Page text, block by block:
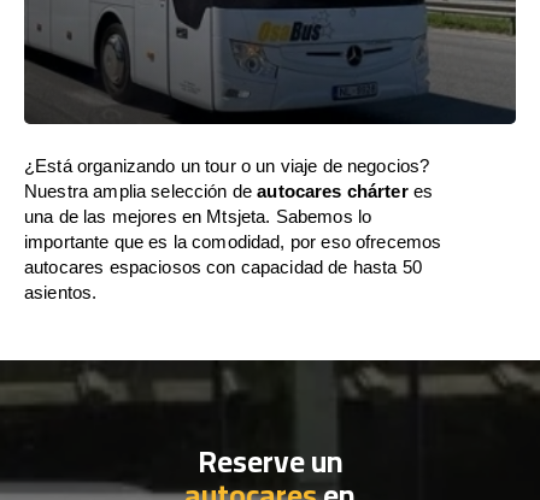
¿Está organizando un tour o un viaje de negocios?
Nuestra amplia selección deautocares chárteres
una de las mejores en Mtsjeta. Sabemos lo
importante que es la comodidad, por eso ofrecemos
autocares espaciosos con capacidad de hasta 50
asientos.
Reserve un